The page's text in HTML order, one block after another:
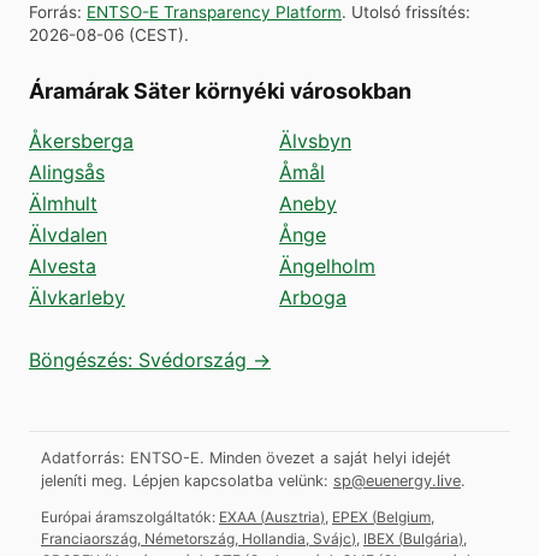
Forrás: ENTSO-E Transparency Platform. Utolsó frissítés:
2026-08-06 (CEST).
Áramárak Säter környéki városokban
Åkersberga
Alingsås
Älmhult
Älvdalen
Alvesta
Älvkarleby
Älvsbyn
Åmål
Aneby
Ånge
Ängelholm
Arboga
Böngészés: Svédország →
Adatforrás: ENTSO-E. Minden övezet a saját helyi idejét
jeleníti meg. Lépjen kapcsolatba velünk: sp@euenergy.live.
Európai áramszolgáltatók: EXAA (Ausztria) EPEX (Belgium,
Franciaország, Németország, Hollandia, Svájc) IBEX (Bulgária)